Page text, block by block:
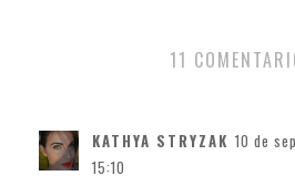
11
KATHYA STRYZAK 10 de
15:10